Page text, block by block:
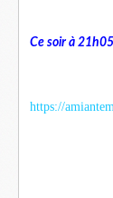
Ce soir à
https://